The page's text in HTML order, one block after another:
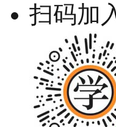
扫码加